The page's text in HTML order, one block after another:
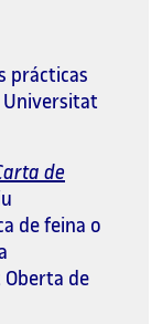
prácticas
Universitat
de
de feina o
de